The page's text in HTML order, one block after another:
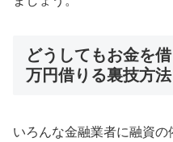
どうしてもお金を
万円借りる裏技方法
いろんな金融業者に融資